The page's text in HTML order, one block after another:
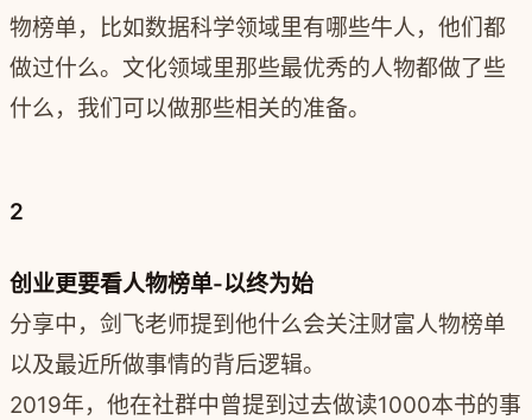
物榜单，比如数据科学领域里有哪些牛人，他们都
做过什么。文化领域里那些最优秀的人物都做了些
什么，我们可以做那些相关的准备。
2
创业更要看人物榜单-以终为始
分享中，剑飞老师提到他什么会关注财富人物榜单
以及最近所做事情的背后逻辑。
2019年，他在社群中曾提到过去做读1000本书的事